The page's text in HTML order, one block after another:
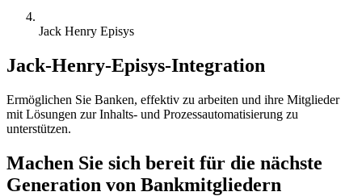
Jack Henry Episys
Jack-Henry-Episys-Integration
Ermöglichen Sie Banken, effektiv zu arbeiten und ihre Mitglieder
mit Lösungen zur Inhalts- und Prozessautomatisierung zu
unterstützen.
Machen Sie sich bereit für die nächste
Generation von Bankmitgliedern